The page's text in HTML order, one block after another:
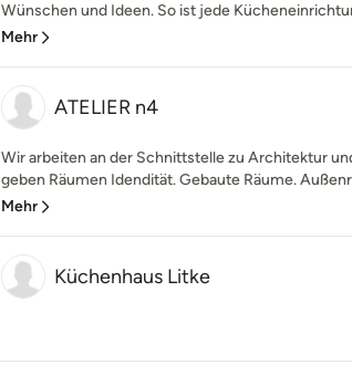
Wünschen und Ideen. So ist jede
Mehr
ATELIER n4
Wir arbeiten an der Schnittstelle zu Architektur
geben Räumen Idendität. Gebaute Räume.
Mehr
Küchenhaus Litke